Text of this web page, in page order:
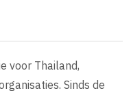
voor Thailand,
Sinds de